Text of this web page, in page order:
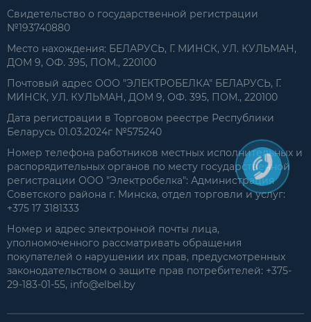
Свидетельство о государственной регистрации
№193740880
Место нахождения: БЕЛАРУСЬ, Г. МИНСК, УЛ. КУЛЬМАН,
ДОМ 9, ОФ. 395, ПОМ., 220100
Почтовый адрес ООО "ЭЛЕКТРОБЕЛКА" БЕЛАРУСЬ, Г.
МИНСК, УЛ. КУЛЬМАН, ДОМ 9, ОФ. 395, ПОМ., 220100
Дата регистрации в Торговом реестре Республики
Беларусь 01.03.2024г №575240
Номер телефона работников местных исполнительных и
распорядительных органов по месту государственной
регистрации ООО "Электробелка": Администрация
Советского района г. Минска, отдел торговли и услуг:
+375 17 3181333
Номер и адрес электронной почты лица,
уполномоченного рассматривать обращения
покупателей о нарушении их прав, предусмотренных
законодательством о защите прав потребителей: +375-
29-183-01-55, info@elbel.by